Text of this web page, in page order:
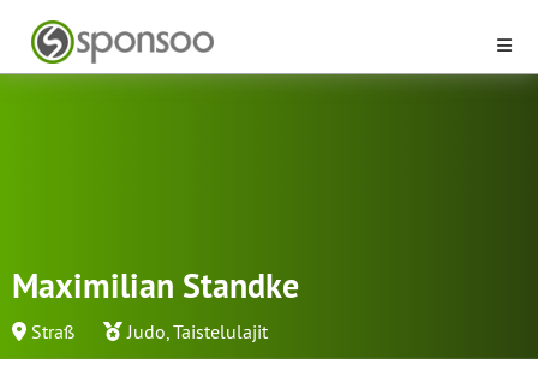
Maximilian Standke
Straß Judo,Taistelulajit